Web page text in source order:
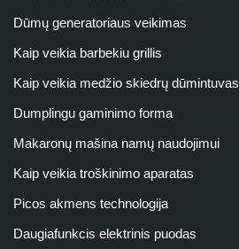
Dūmų generatoriaus veikimas
Kaip veikia barbekiu grillis
Kaip veikia medžio skiedrų dūmintuvas
Dumplingu gaminimo forma
Makaronų mašina namų naudojimui
Kaip veikia troškinimo aparatas
Picos akmens technologija
Daugiafunkcis elektrinis puodas